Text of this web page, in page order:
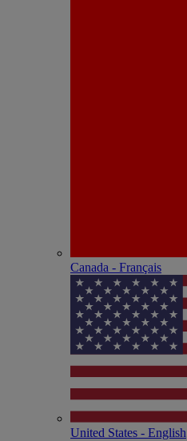
Canada - Français
United States - English